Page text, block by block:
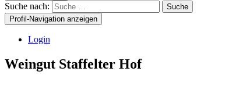
Suche nach:
Suche
Profil-Navigation anzeigen
Login
Weingut Staffelter Hof